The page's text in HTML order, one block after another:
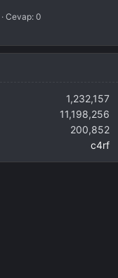
Cevap: 0
1,232,157
11,198,256
200,852
c4rf